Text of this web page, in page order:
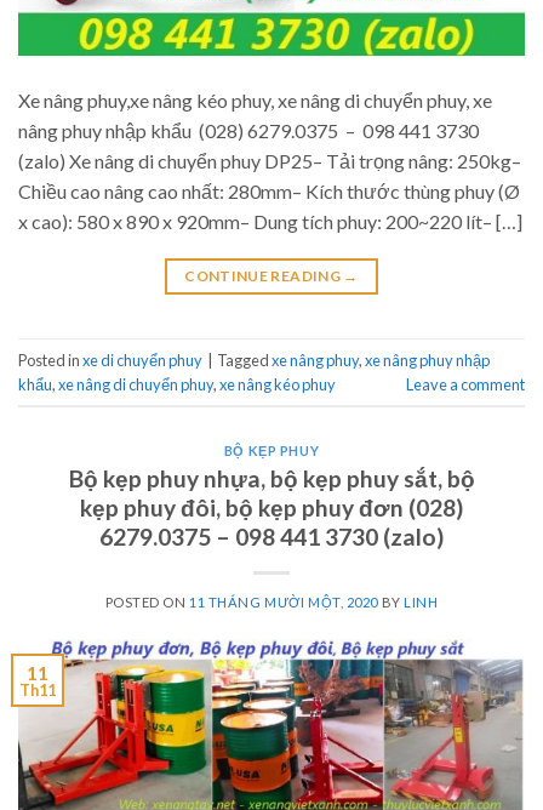
Xe nâng phuy,xe nâng kéo phuy, xe nâng di chuyển phuy, xe
nâng phuy nhập khẩu (028) 6279.0375 – 098 441 3730
(zalo) Xe nâng di chuyển phuy DP25– Tải trọng nâng: 250kg–
Chiều cao nâng cao nhất: 280mm– Kích thước thùng phuy (Ø
x cao): 580 x 890 x 920mm– Dung tích phuy: 200~220 lít– […]
CONTINUE READING →
Posted inxe di chuyển phuy | Taggedxe nâng phuy,xe nâng phuy nhập
khẩu,xe nâng di chuyển phuy,xe nâng kéo phuy Leave a comment
BỘ KẸP PHUY
Bộ kẹp phuy nhựa, bộ kẹp phuy sắt, bộ
kẹp phuy đôi, bộ kẹp phuy đơn (028)
6279.0375 – 098 441 3730 (zalo)
POSTED ON 11 THÁNG MƯỜI MỘT, 2020 BYLINH
11
Th11